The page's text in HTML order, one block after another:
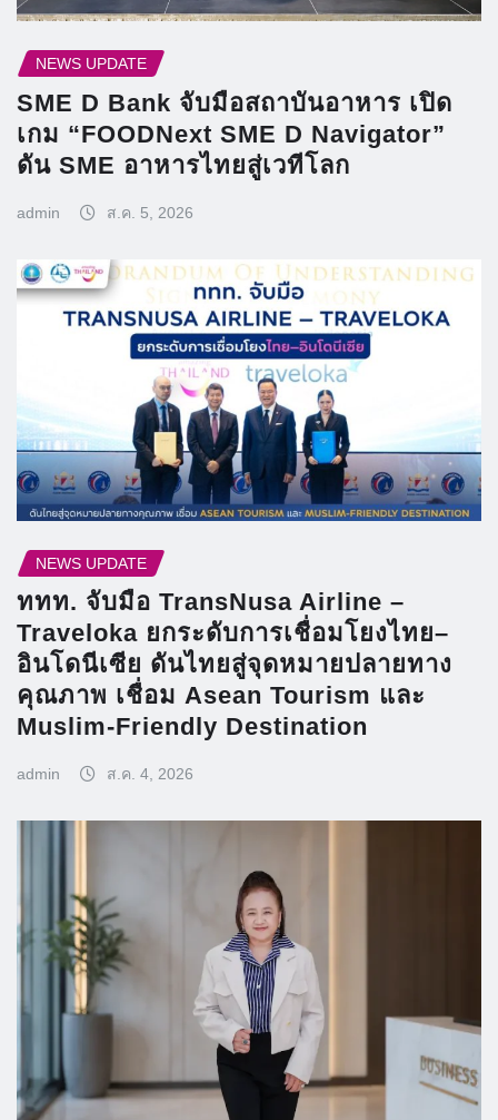
NEWS UPDATE
SME D Bank จับมือสถาบันอาหาร เปิด
เกม “FOODNext SME D Navigator”
ดัน SME อาหารไทยสู่เวทีโลก
admin ส.ค. 5, 2026
NEWS UPDATE
ททท. จับมือ TransNusa Airline –
Traveloka ยกระดับการเชื่อมโยงไทย–
อินโดนีเซีย ดันไทยสู่จุดหมายปลายทาง
คุณภาพ เชื่อม Asean Tourism และ
Muslim-Friendly Destination
admin ส.ค. 4, 2026